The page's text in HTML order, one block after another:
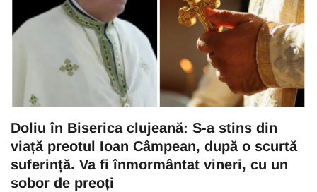
Doliu în Biserica clujeană: S-a stins din
viață preotul Ioan Câmpean, după o scurtă
suferință. Va fi înmormântat vineri, cu un
sobor de preoți